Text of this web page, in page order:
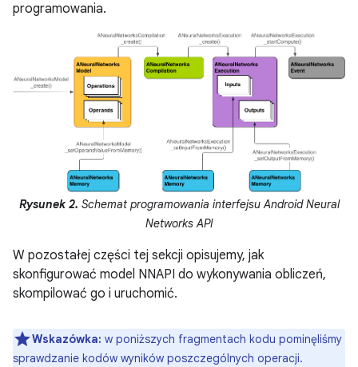
programowania.
Rysunek 2. Schemat programowania interfejsu Android Neural
Networks API
W pozostałej części tej sekcji opisujemy, jak
skonfigurować model NNAPI do wykonywania obliczeń,
skompilować go i uruchomić.
Wskazówka: w poniższych fragmentach kodu pominęliśmy
sprawdzanie kodów wyników poszczególnych operacji.